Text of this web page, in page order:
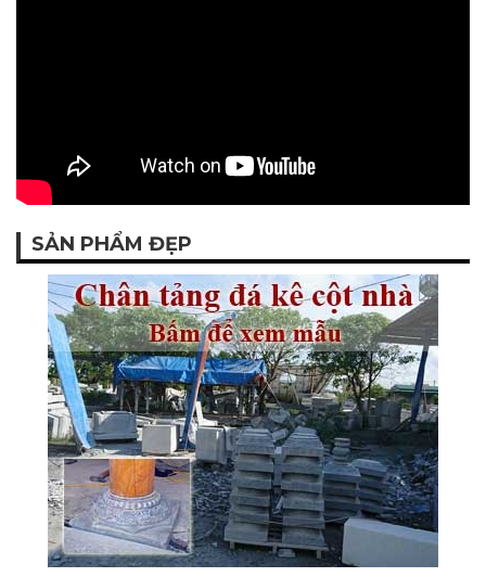
SẢN PHẨM ĐẸP